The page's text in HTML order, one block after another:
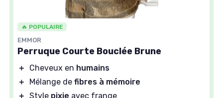
🔥 POPULAIRE
EMMOR
Perruque Courte Bouclée Brune
＋ Cheveux en humains
＋
Mélange de fibres à mémoire
＋ Style pixie avec frange